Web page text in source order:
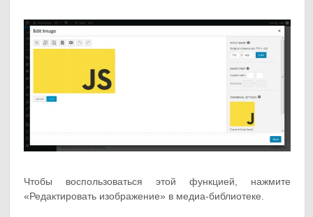
Чтобы воспользоваться этой функцией, нажмите
«Редактировать изображение» в медиа-библиотеке.